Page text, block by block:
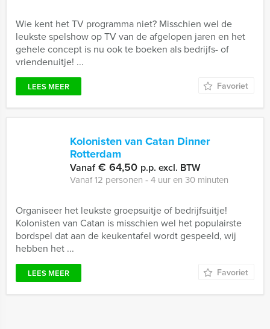
Wie kent het TV programma niet? Misschien wel de
leukste spelshow op TV van de afgelopen jaren en het
gehele concept is nu ook te boeken als bedrijfs- of
vriendenuitje! ...
LEES MEER Favoriet
Kolonisten van Catan Dinner
Rotterdam
Vanaf€ 64,50 p.p. excl. BTW
Vanaf 12 personen ‐ 4 uur en 30 minuten
Organiseer het leukste groepsuitje of bedrijfsuitje!
Kolonisten van Catan is misschien wel het populairste
bordspel dat aan de keukentafel wordt gespeeld, wij
hebben het ...
LEES MEER Favoriet